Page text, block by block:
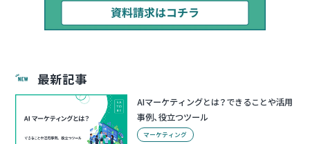
最新記事
AIマーケティングとは？できることや活用
事例、役立つツール
マーケティング